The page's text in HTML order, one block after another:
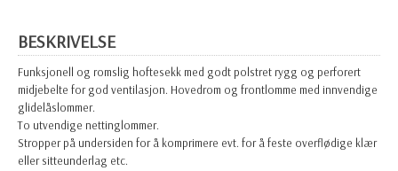
BESKRIVELSE
Funksjonell og romslig hoftesekk med godt polstret rygg og perforert
midjebelte for god ventilasjon. Hovedrom og frontlomme med innvendige
glidelåslommer.
To utvendige nettinglommer.
Stropper på undersiden for å komprimere evt. for å feste overflødige klær
eller sitteunderlag etc.